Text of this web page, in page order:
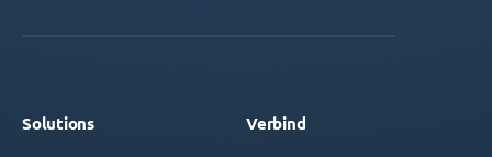
Solutions Verbind